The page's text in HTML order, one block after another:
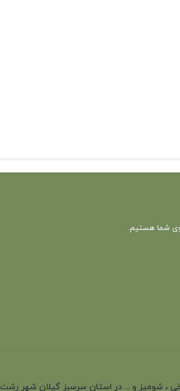
انواع لباس شامل پیراهن نخی ، شومیز و ... در استان